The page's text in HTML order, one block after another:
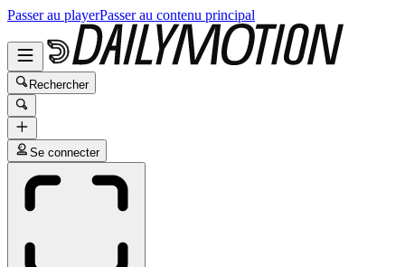
Passer au playerPasser au contenu principal
Rechercher
Se connecter